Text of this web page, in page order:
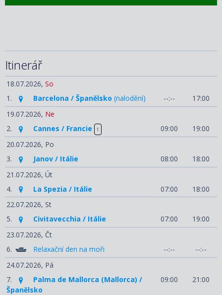
Itinerář
18.07.2026, So
1.
Barcelona / Španělsko (nalodění) --:--
17:00
19.07.2026, Ne
2.
Cannes / Francie 1 09:00
19:00
20.07.2026, Po
3.
Janov / Itálie 08:00
18:00
21.07.2026, Út
4.
La Spezia / Itálie 07:00
18:00
22.07.2026, St
5.
Civitavecchia / Itálie 07:00
19:00
23.07.2026, Čt
6.
Relaxační den na moři --:--
--:--
24.07.2026, Pá
7.
Palma de Mallorca (Mallorca) /
Španělsko
09:00 21:00